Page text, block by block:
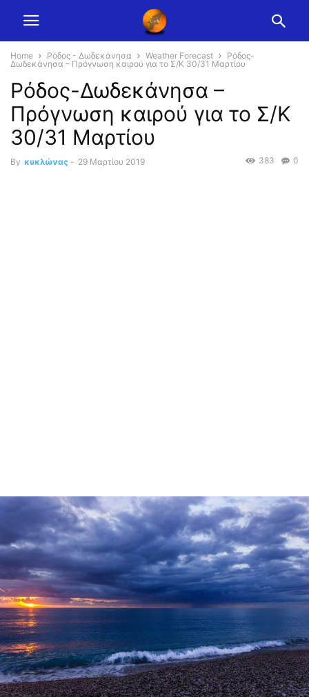
Home Ρόδος - Δωδεκάνησα Weather Forecast
Ρόδος-
Δωδεκάνησα – Πρόγνωση καιρού για το Σ/Κ 30/31 Μαρτίου
Ρόδος-Δωδεκάνησα –
Πρόγνωση καιρού για το Σ/Κ
30/31 Μαρτίου
By κυκλώνας - 29 Μαρτίου 2019 0
383